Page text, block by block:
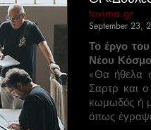
tovima.gr
September 23,
Το έργο
Νέου
«Θα ήθελα
Σαρτρ και ο
κωμωδός ή
όπως έγραψε